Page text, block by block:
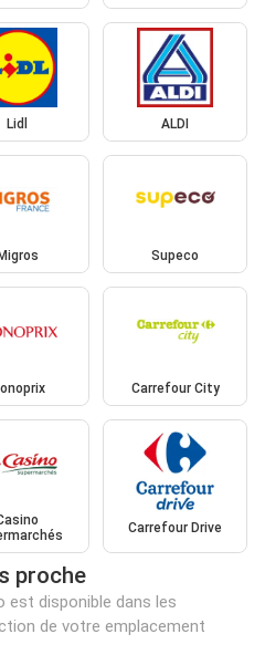
Lidl ALDI
Migros Supeco
Carrefour City
Carrefour Drive
proche
disponible dans les
de votre emplacement